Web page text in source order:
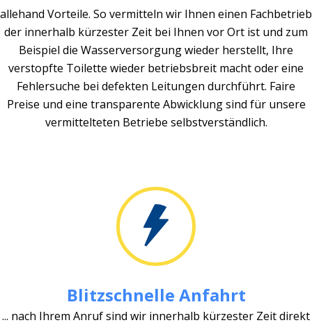
allehand Vorteile. So vermitteln wir Ihnen einen Fachbetrieb
der innerhalb kürzester Zeit bei Ihnen vor Ort ist und zum
Beispiel die Wasserversorgung wieder herstellt, Ihre
verstopfte Toilette wieder betriebsbreit macht oder eine
Fehlersuche bei defekten Leitungen durchführt. Faire
Preise und eine transparente Abwicklung sind für unsere
vermittelteten Betriebe selbstverständlich.
Blitzschnelle Anfahrt
... nach Ihrem Anruf sind wir innerhalb kürzester Zeit direkt